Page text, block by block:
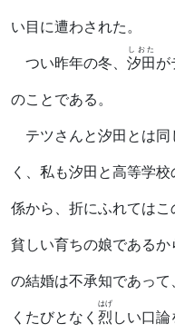
い目に遭わされた。
つい昨年の冬、 汐田
しおた
が
のことである。
テツさんと汐田とは同
く、私も汐田と高等学
係から、折にふれては
貧しい育ちの娘である
の結婚は不承知であっ
くたびとなく 烈
はげ
しい口